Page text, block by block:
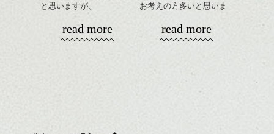
スパ／伸びても目立たない
ミニボブ/抜け感ショート/バ
と思いますが、
演出したスタイルもこれ
からの季節とてもおすす
read more
お考えの方多いと思いま
コンパクトなフォルムが
をだしやすくスタイリン
read more